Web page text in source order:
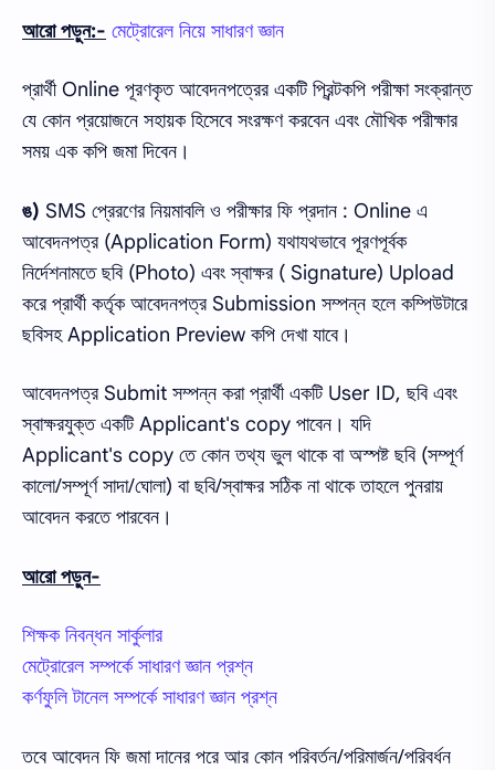
আরো পড়ুন:- মেট্রোরেল নিয়ে সাধারণ জ্ঞান
প্রার্থী Online পূরণকৃত আবেদনপত্রের একটি প্রিন্টকপি পরীক্ষা সংক্রান্ত
যে কোন প্রয়োজনে সহায়ক হিসেবে সংরক্ষণ করবেন এবং মৌখিক পরীক্ষার
সময় এক কপি জমা দিবেন।
ঙ) SMS প্রেরণের নিয়মাবলি ও পরীক্ষার ফি প্রদান : Online এ
আবেদনপত্র (Application Form) যথাযথভাবে পূরণপূর্বক
নির্দেশনামতে ছবি (Photo) এবং স্বাক্ষর ( Signature) Upload
করে প্রার্থী কর্তৃক আবেদনপত্র Submission সম্পন্ন হলে কম্পিউটারে
ছবিসহ Application Preview কপি দেখা যাবে।
আবেদনপত্র Submit সম্পন্ন করা প্রার্থী একটি User ID, ছবি এবং
স্বাক্ষরযুক্ত একটি Applicant's copy পাবেন। যদি
Applicant's copy তে কোন তথ্য ভুল থাকে বা অস্পষ্ট ছবি (সম্পূর্ণ
কালো/সম্পূর্ণ সাদা/ঘোলা) বা ছবি/স্বাক্ষর সঠিক না থাকে তাহলে পুনরায়
আবেদন করতে পারবেন।
আরো পড়ুন-
শিক্ষক নিবন্ধন সার্কুলার
মেট্রোরেল সম্পর্কে সাধারণ জ্ঞান প্রশ্ন
কর্ণফুলি টানেল সম্পর্কে সাধারণ জ্ঞান প্রশ্ন
তবে আবেদন ফি জমা দানের পরে আর কোন পরিবর্তন/পরিমার্জন/পরিবর্ধন